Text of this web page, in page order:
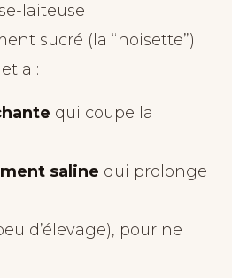
laiteuse
sucré (la “noisette”)
a :
qui coupe la
saline qui prolonge
d’élevage), pour ne